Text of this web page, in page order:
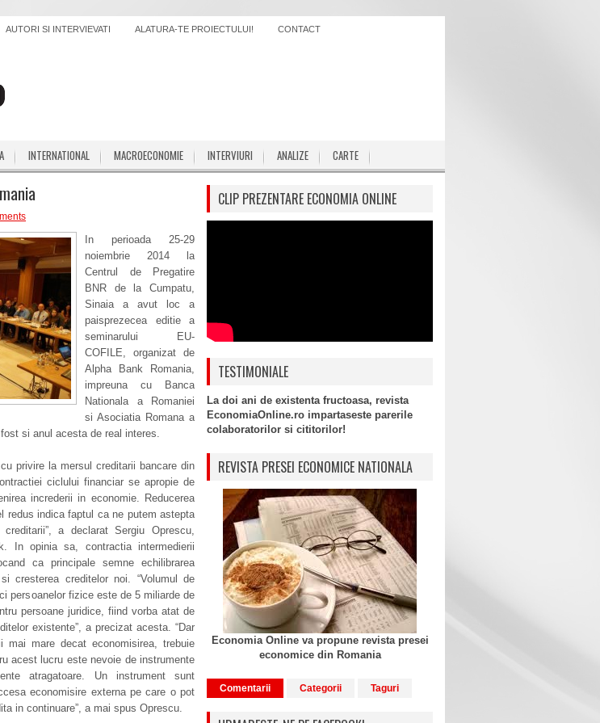
AUTORI SI INTERVIEVATI ALATURA-TE PROIECTULUI! CONTACT
INTERNATIONAL MACROECONOMIE INTERVIURI ANALIZE CARTE
In perioada 25-29
noiembrie 2014 la
Centrul de Pregatire
BNR de la Cumpatu,
Sinaia a avut loc a
paisprezecea editie a
seminarului EU-
COFILE, organizat de
Alpha Bank Romania,
impreuna cu Banca
Nationala a Romaniei
si Asociatia Romana a
si anul acesta de real interes.
privire la mersul creditarii bancare din
ciclului financiar se apropie de
increderii in economie. Reducerea
redus indica faptul ca ne putem astepta
a declarat Sergiu Oprescu,
In opinia sa, contractia intermedierii
ca principale semne echilibrarea
cresterea creditelor noi. “Volumul de
persoanelor fizice este de 5 miliarde de
persoane juridice, fiind vorba atat de
existente”, a precizat acesta. “Dar
mare decat economisirea, trebuie
acest lucru este nevoie de instrumente
atragatoare. Un instrument sunt
economisire externa pe care o pot
in continuare”, a mai spus Oprescu.
CLIP PREZENTARE ECONOMIA ONLINE
TESTIMONIALE
La doi ani de existenta fructoasa, revista
EconomiaOnline.ro impartaseste parerile
colaboratorilor si cititorilor!
REVISTA PRESEI ECONOMICE NATIONALA
Economia Online va propune revista presei
economice din Romania
Comentarii Categorii Taguri